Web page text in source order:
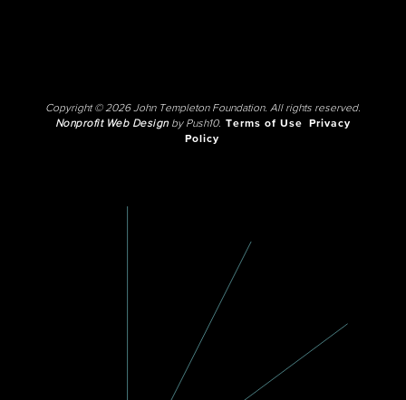
Copyright © 2026 John Templeton Foundation. All rights reserved.
Nonprofit Web Designby Push10. Terms of Use
Privacy
Policy